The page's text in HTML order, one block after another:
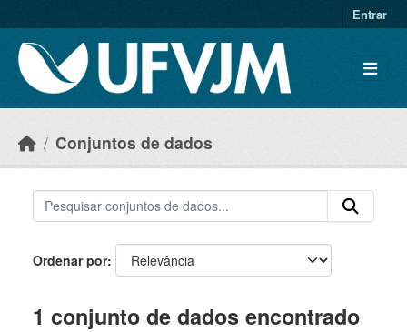
Entrar
Conjuntos de dados
Ordenar por
1 conjunto de dados encontrado